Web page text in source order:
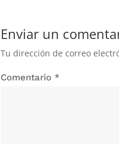
Enviar un
Tu dirección de correo
Comentario *